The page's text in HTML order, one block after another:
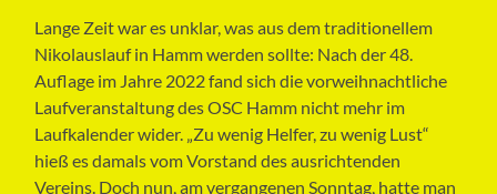
Lange Zeit war es unklar, was aus dem traditionellem
Nikolauslauf in Hamm werden sollte: Nach der 48.
Auflage im Jahre 2022 fand sich die vorweihnachtliche
Laufveranstaltung des OSC Hamm nicht mehr im
Laufkalender wider. „Zu wenig Helfer, zu wenig Lust“
hieß es damals vom Vorstand des ausrichtenden
Vereins. Doch nun, am vergangenen Sonntag, hatte man